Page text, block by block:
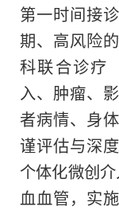
第一时间接
期、高风险
科联合诊疗
入、肿瘤、
者病情、身
谨评估与深
个体化微创
血血管，实